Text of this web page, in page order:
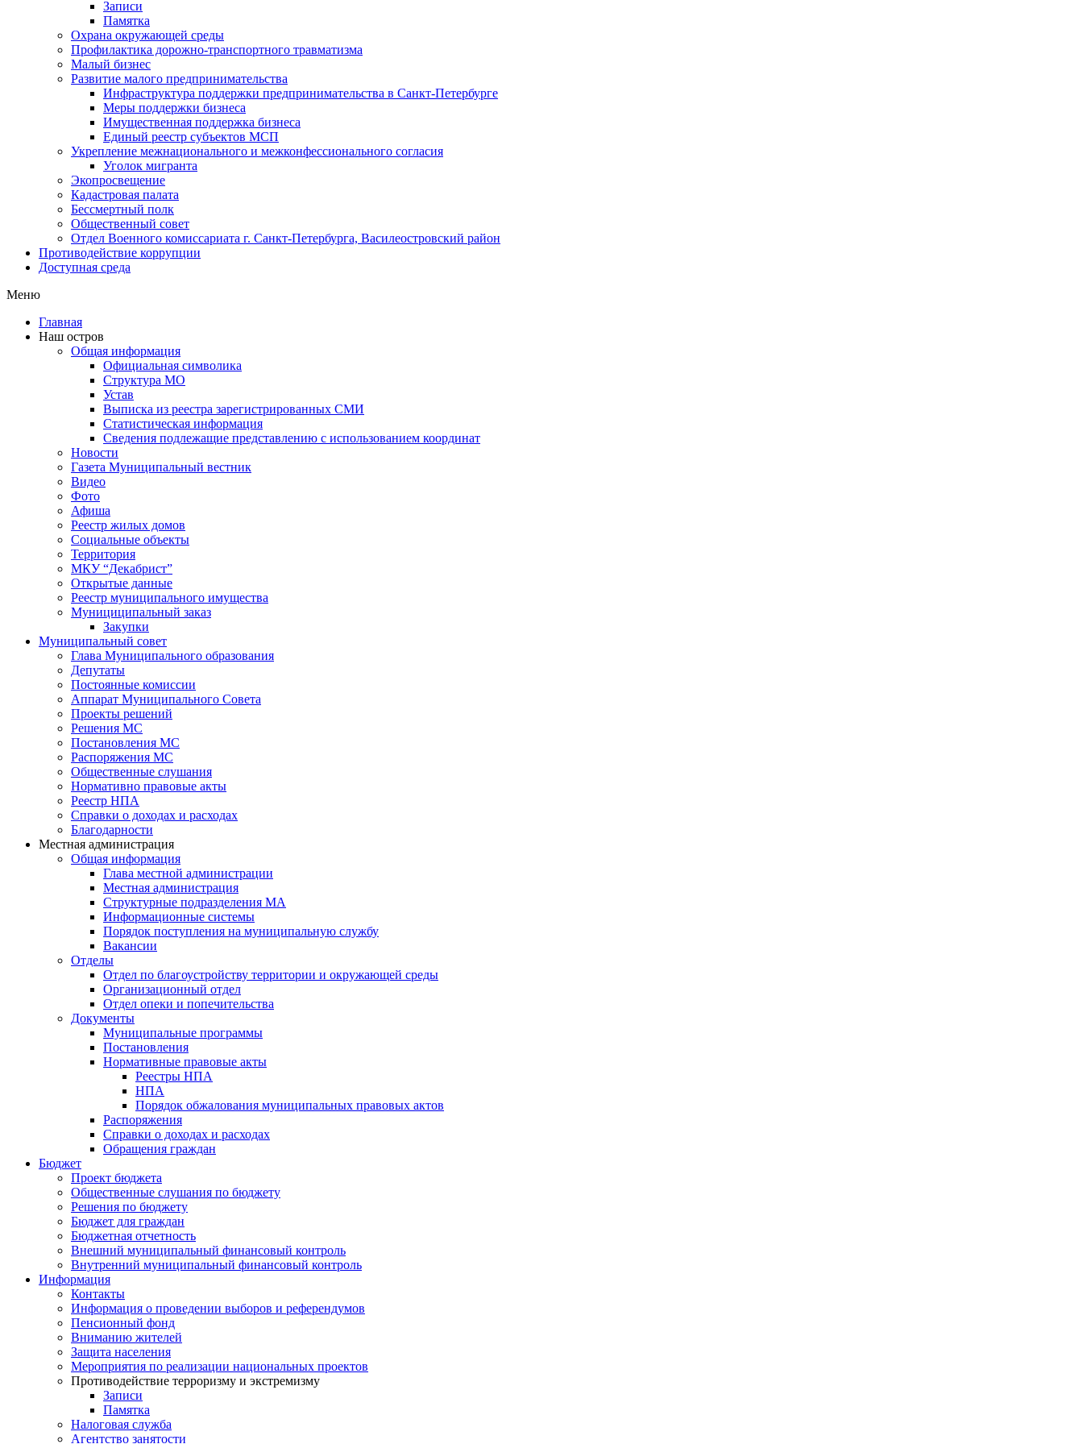
Записи
Памятка
Охрана окружающей среды
Профилактика дорожно-транспортного травматизма
Малый бизнес
Развитие малого предпринимательства
Инфраструктура поддержки предпринимательства в Санкт-Петербурге
Меры поддержки бизнеса
Имущественная поддержка бизнеса
Единый реестр субъектов МСП
Укрепление межнационального и межконфессионального согласия
Уголок мигранта
Экопросвещение
Кадастровая палата
Бессмертный полк
Общественный совет
Отдел Военного комиссариата г. Санкт-Петербурга, Василеостровский район
Противодействие коррупции
Доступная среда
Меню
Главная
Наш остров
Общая информация
Официальная символика
Структура МО
Устав
Выписка из реестра зарегистрированных СМИ
Статистическая информация
Сведения подлежащие представлению с использованием координат
Новости
Газета Муниципальный вестник
Видео
Фото
Афиша
Реестр жилых домов
Социальные объекты
Территория
МКУ “Декабрист”
Открытые данные
Реестр муниципального имущества
Мунициципальный заказ
Закупки
Муниципальный совет
Глава Муниципального образования
Депутаты
Постоянные комиссии
Аппарат Муниципального Совета
Проекты решений
Решения МС
Постановления МС
Распоряжения МС
Общественные слушания
Нормативно правовые акты
Реестр НПА
Справки о доходах и расходах
Благодарности
Местная администрация
Общая информация
Глава местной администрации
Местная администрация
Структурные подразделения МА
Информационные системы
Порядок поступления на муниципальную службу
Вакансии
Отделы
Отдел по благоустройству территории и окружающей среды
Организационный отдел
Отдел опеки и попечительства
Документы
Муниципальные программы
Постановления
Нормативные правовые акты
Реестры НПА
НПА
Порядок обжалования муниципальных правовых актов
Распоряжения
Справки о доходах и расходах
Обращения граждан
Бюджет
Проект бюджета
Общественные слушания по бюджету
Решения по бюджету
Бюджет для граждан
Бюджетная отчетность
Внешний муниципальный финансовый контроль
Внутренний муниципальный финансовый контроль
Информация
Контакты
Информация о проведении выборов и референдумов
Пенсионный фонд
Вниманию жителей
Защита населения
Мероприятия по реализации национальных проектов
Противодействие терроризму и экстремизму
Записи
Памятка
Налоговая служба
Агентство занятости